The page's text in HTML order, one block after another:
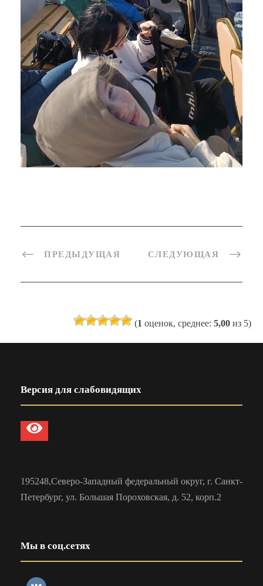
ПРЕДЫДУЩАЯ СЛЕДУЮЩАЯ
(1 оценок, среднее: 5,00 из 5)
Версия для слабовидящих
195248,Северо-Западный федеральный округ, г. Санкт-
Петербург, ул. Большая Пороховская, д. 52, корп.2
Мы в соц.сетях